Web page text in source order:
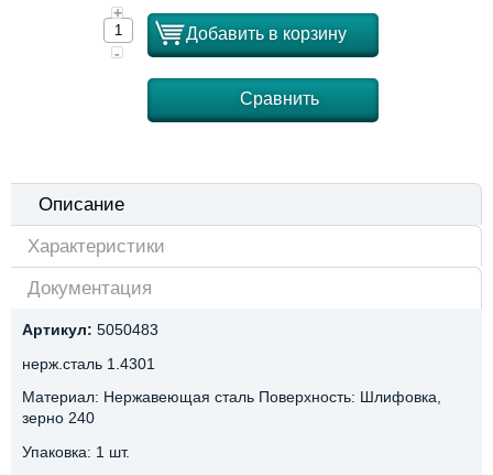
+
-
Добавить в корзину
Сравнить
Описание
Характеристики
Документация
Артикул: 5050483
нерж.сталь 1.4301
Материал: Нержавеющая сталь Поверхность: Шлифовка,
зерно 240
Упаковка: 1 шт.